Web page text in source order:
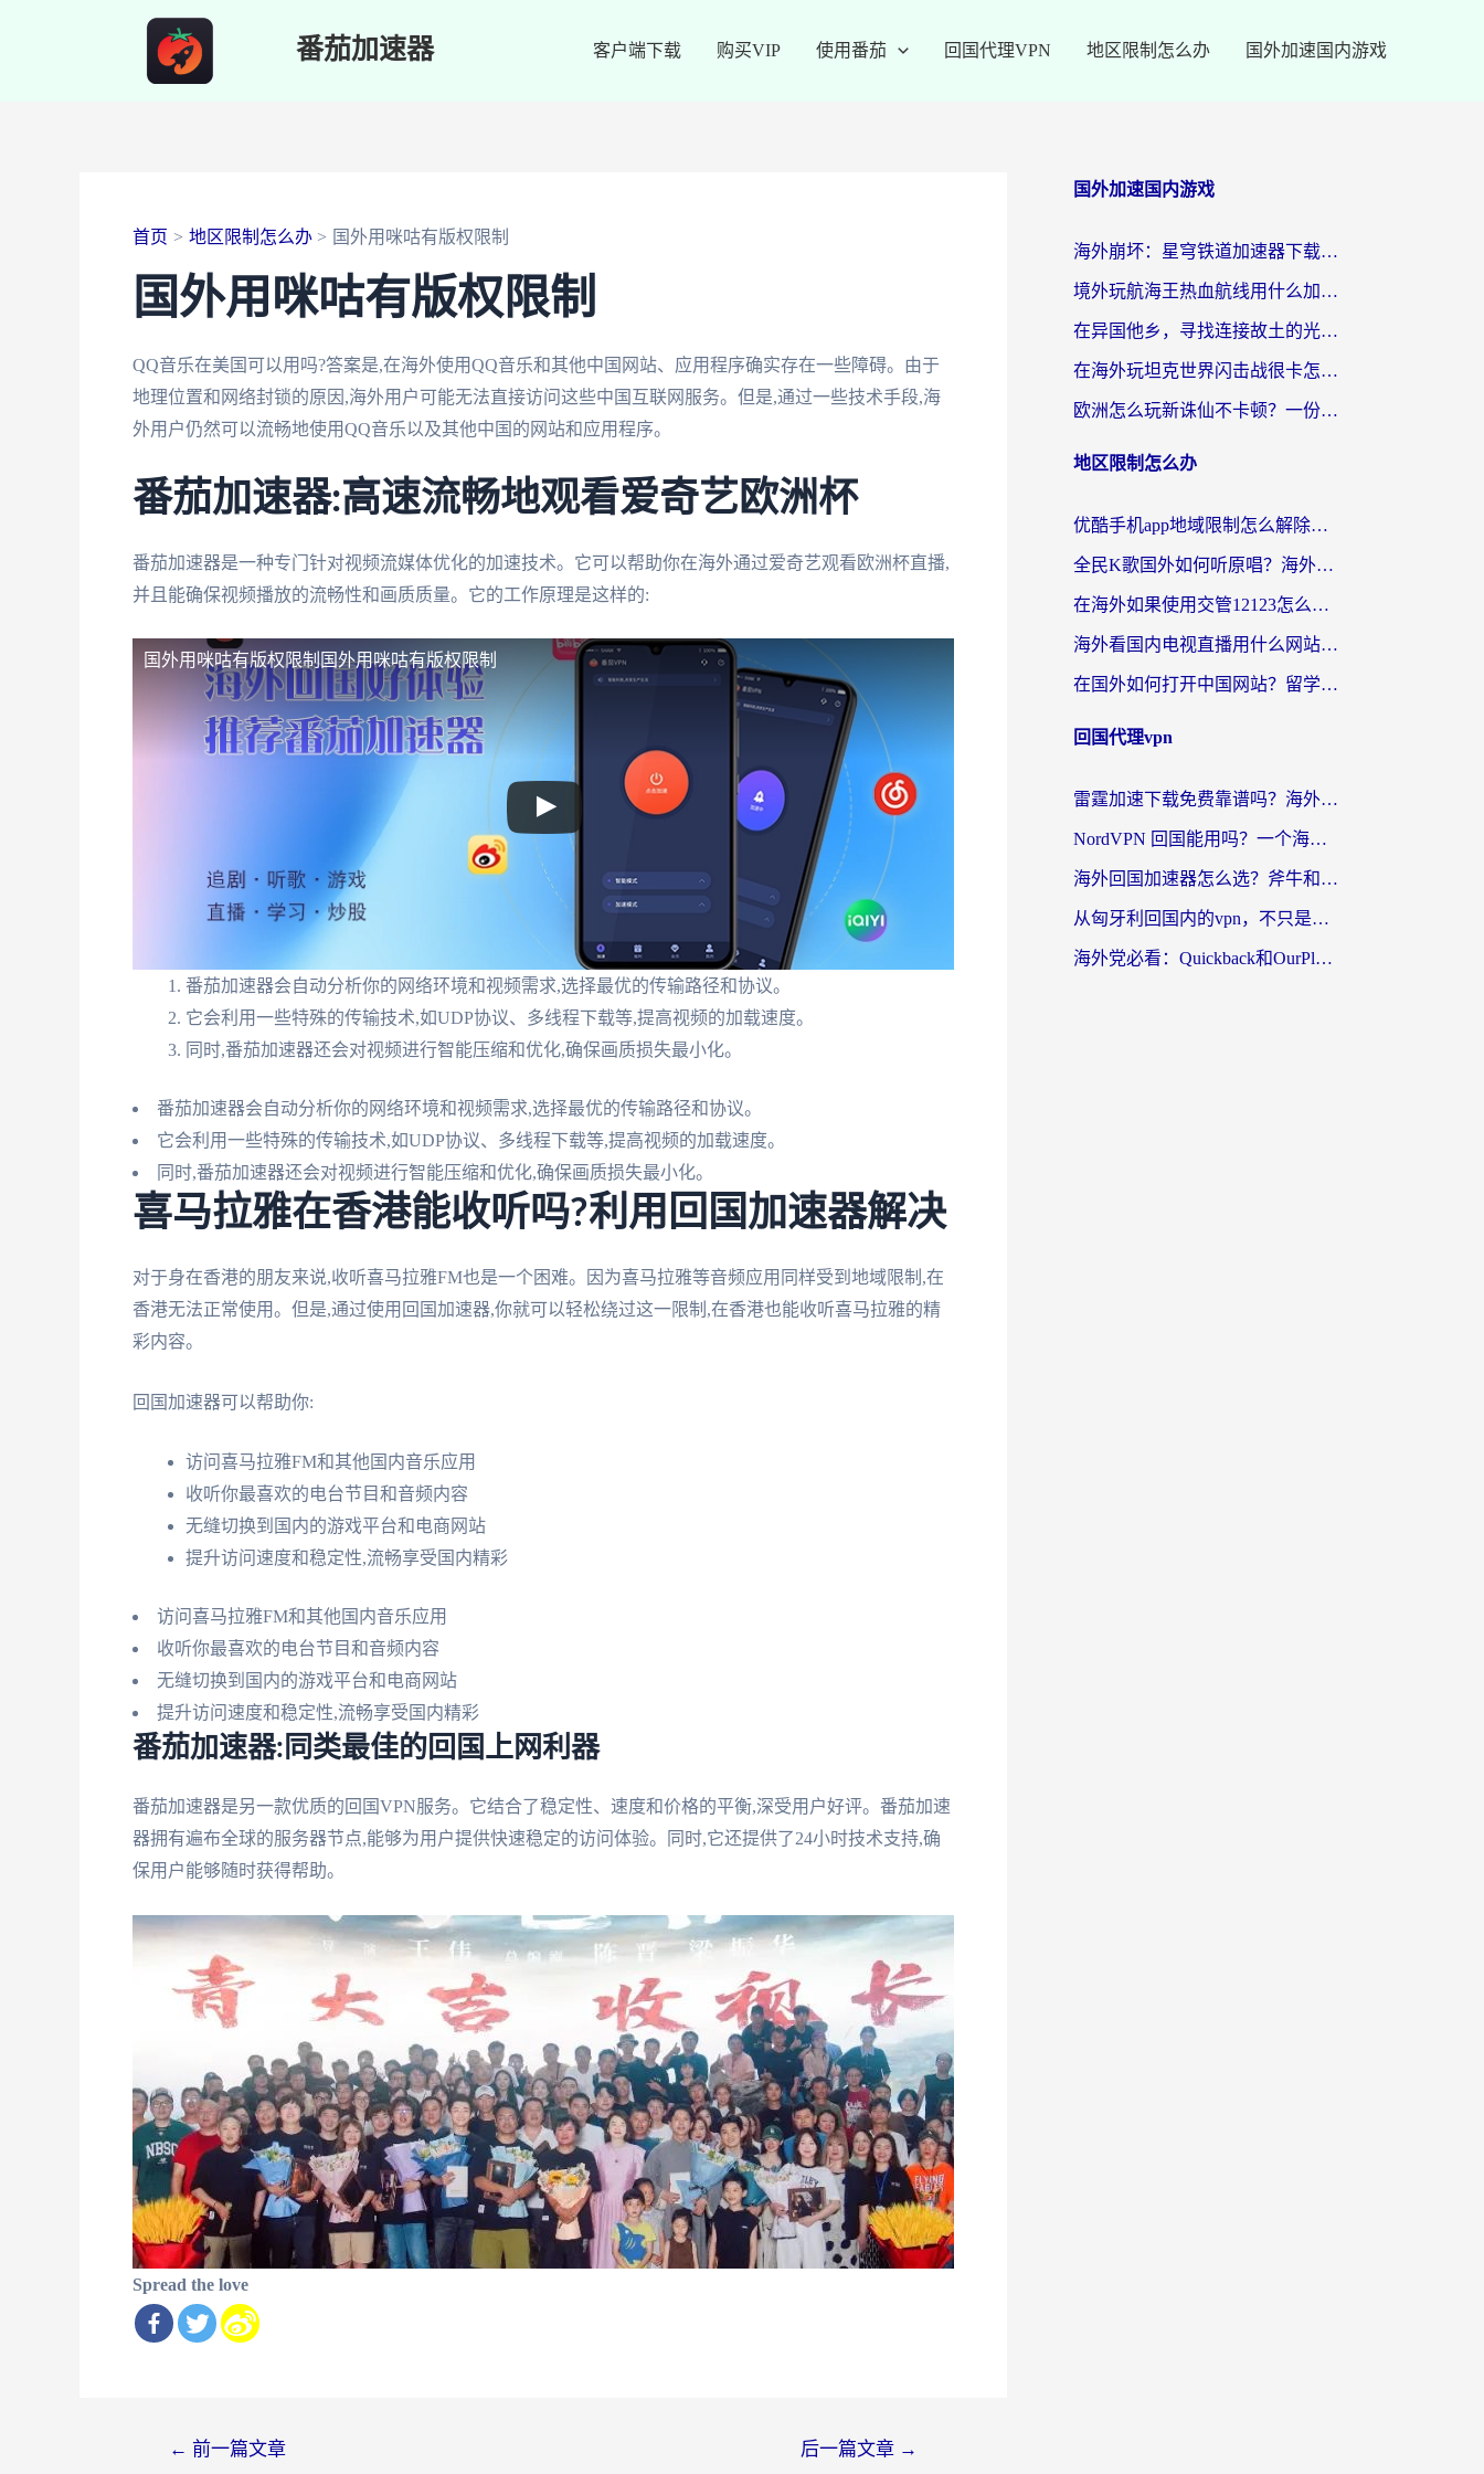
番茄加速器 客户端下载 购买VIP 使用番茄 回国代理VPN 地区限制怎么办 国外加速国内游戏
首页 地区限制怎么办 国外用咪咕有版权限制
国外用咪咕有版权限制
QQ音乐在美国可以用吗?答案是,在海外使用QQ音乐和其他中国网站、应用程序确实存在一些障碍。由于
地理位置和网络封锁的原因,海外用户可能无法直接访问这些中国互联网服务。但是,通过一些技术手段,海
外用户仍然可以流畅地使用QQ音乐以及其他中国的网站和应用程序。
番茄加速器:高速流畅地观看爱奇艺欧洲杯
番茄加速器是一种专门针对视频流媒体优化的加速技术。它可以帮助你在海外通过爱奇艺观看欧洲杯直播,
并且能确保视频播放的流畅性和画质质量。它的工作原理是这样的:
国外用咪咕有版权限制国外用咪咕有版权限制
番茄加速器会自动分析你的网络环境和视频需求,选择最优的传输路径和协议。
它会利用一些特殊的传输技术,如UDP协议、多线程下载等,提高视频的加载速度。
同时,番茄加速器还会对视频进行智能压缩和优化,确保画质损失最小化。
番茄加速器会自动分析你的网络环境和视频需求,选择最优的传输路径和协议。
它会利用一些特殊的传输技术,如UDP协议、多线程下载等,提高视频的加载速度。
同时,番茄加速器还会对视频进行智能压缩和优化,确保画质损失最小化。
喜马拉雅在香港能收听吗?利用回国加速器解决
对于身在香港的朋友来说,收听喜马拉雅FM也是一个困难。因为喜马拉雅等音频应用同样受到地域限制,在
香港无法正常使用。但是,通过使用回国加速器,你就可以轻松绕过这一限制,在香港也能收听喜马拉雅的精
彩内容。
回国加速器可以帮助你:
访问喜马拉雅FM和其他国内音乐应用
收听你最喜欢的电台节目和音频内容
无缝切换到国内的游戏平台和电商网站
提升访问速度和稳定性,流畅享受国内精彩
访问喜马拉雅FM和其他国内音乐应用
收听你最喜欢的电台节目和音频内容
无缝切换到国内的游戏平台和电商网站
提升访问速度和稳定性,流畅享受国内精彩
番茄加速器:同类最佳的回国上网利器
番茄加速器是另一款优质的回国VPN服务。它结合了稳定性、速度和价格的平衡,深受用户好评。番茄加速
器拥有遍布全球的服务器节点,能够为用户提供快速稳定的访问体验。同时,它还提供了24小时技术支持,确
保用户能够随时获得帮助。
Spread the love
← 前一篇文章 后一篇文章 →
国外加速国内游戏
海外崩坏：星穹铁道加速器下载安装：一份给游子的终极网络指南
境外玩航海王热血航线用什么加速器？2026海外玩家实测最优方案（附欧洲问道堡垒前线加速技巧）
在异国他乡，寻找连接故土的光明大陆免费加速器
在海外玩坦克世界闪击战很卡怎么办？老玩家亲测有效的加速器选择指南
欧洲怎么玩新诛仙不卡顿？一份给海外游子的国服游戏畅玩指南
地区限制怎么办
优酷手机app地域限制怎么解除？海外党亲测有效的追剧方案
全民K歌国外如何听原唱？海外党亲测有效的回国加速器选择指南
在海外如果使用交管12123怎么处理？留学生亲测有效的回国加速方案
海外看国内电视直播用什么网站比较好？一篇解决你所有追剧难题的实用指南
在国外如何打开中国网站？留学生与海外华人的无缝访问指南
回国代理vpn
雷霆加速下载免费靠谱吗？海外党选回国加速器的避坑指南（附热门工具对比）
NordVPN 回国能用吗？一个海外用户必须面对的真实困境
海外回国加速器怎么选？斧牛和海龟哪个好？一篇帮你避开坑的实用指南
从匈牙利回国内的vpn，不只是为了刷剧那么简单
海外党必看：Quickback和OurPlay好用吗？3分钟选对回国加速器，无缝刷剧玩游戏